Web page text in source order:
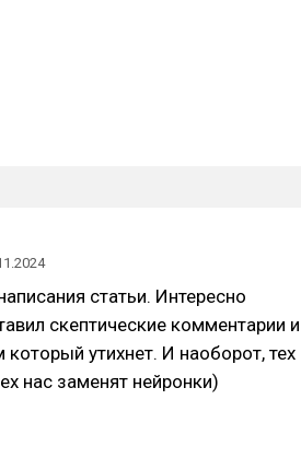
статьи. Интересно
скептические комментарии и
утихнет. И наоборот, тех
нас заменят нейронки)